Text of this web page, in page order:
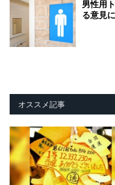
男性用
る意見
オススメ記事